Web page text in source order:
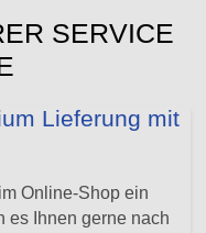
SERVICE
Lieferung mit
Online-Shop ein
es Ihnen gerne nach